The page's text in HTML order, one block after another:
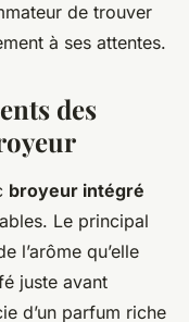
de trouver
à ses attentes.
des
broyeur intégré
Le principal
l’arôme qu’elle
juste avant
d’un parfum riche